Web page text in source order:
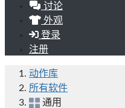
讨论
外观
登录
注册
动作库
所有软件
通用